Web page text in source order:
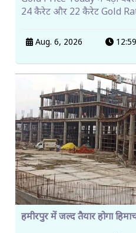
24 कैरेट और 22 कैरेट Gold
Aug. 6, 2026
हमीरपुर में जल्द तैयार होगा